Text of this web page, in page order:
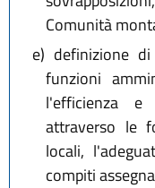
Comunità
e) definizione
funzioni
l'efficienza e
attraverso le
locali,
compiti